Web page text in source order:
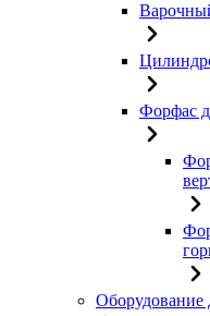
Форфас
Оборудование